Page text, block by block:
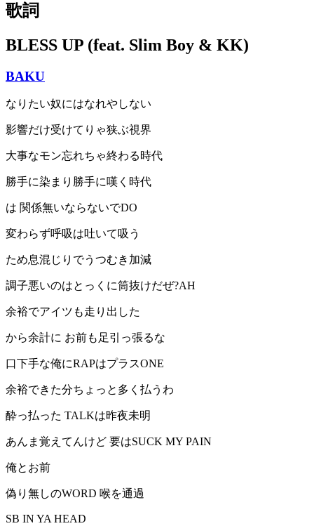
歌詞
BLESS UP (feat. Slim Boy & KK)
BAKU
なりたい奴にはなれやしない
影響だけ受けてりゃ狭ぶ視界
大事なモン忘れちゃ終わる時代
勝手に染まり勝手に嘆く時代
は 関係無いならないでDO
変わらず呼吸は吐いて吸う
ため息混じりでうつむき加減
調子悪いのはとっくに筒抜けだぜ?AH
余裕でアイツも走り出した
から余計に お前も足引っ張るな
口下手な俺にRAPはプラスONE
余裕できた分ちょっと多く払うわ
酔っ払った TALKは昨夜未明
あんま覚えてんけど 要はSUCK MY PAIN
俺とお前
偽り無しのWORD 喉を通過
SB IN YA HEAD